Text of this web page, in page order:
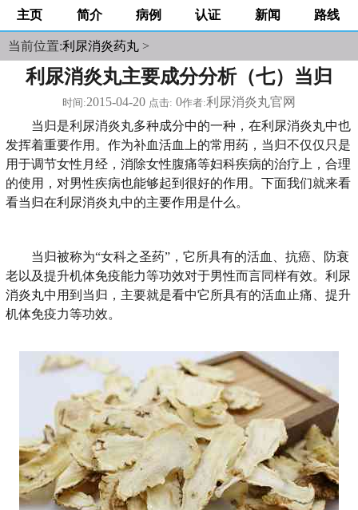
主页 简介 病例 认证 新闻 路线
当前位置:利尿消炎药丸 >
利尿消炎丸主要成分分析（七）当归
时间:2015-04-20 点击: 0作者:利尿消炎丸官网
当归是利尿消炎丸多种成分中的一种，在利尿消炎丸中也
发挥着重要作用。作为补血活血上的常用药，当归不仅仅只是
用于调节女性月经，消除女性腹痛等妇科疾病的治疗上，合理
的使用，对男性疾病也能够起到很好的作用。下面我们就来看
看当归在利尿消炎丸中的主要作用是什么。
当归被称为“女科之圣药”，它所具有的活血、抗癌、防衰
老以及提升机体免疫能力等功效对于男性而言同样有效。利尿
消炎丸中用到当归，主要就是看中它所具有的活血止痛、提升
机体免疫力等功效。